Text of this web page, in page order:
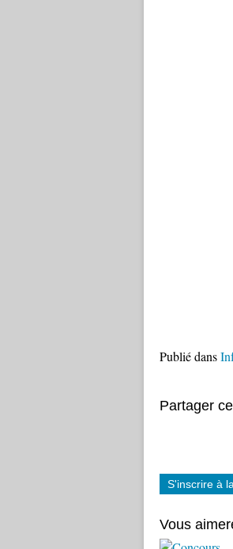
Publié dans
Partager
S'inscrire à
Vous